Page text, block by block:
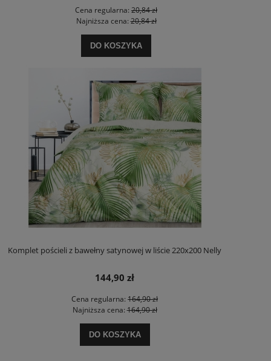
Cena regularna: 20,84 zł
Najniższa cena:20,84 zł
DO KOSZYKA
Komplet pościeli z bawełny satynowej w liście 220x200 Nelly
144,90 zł
Cena regularna: 164,90 zł
Najniższa cena:164,90 zł
DO KOSZYKA